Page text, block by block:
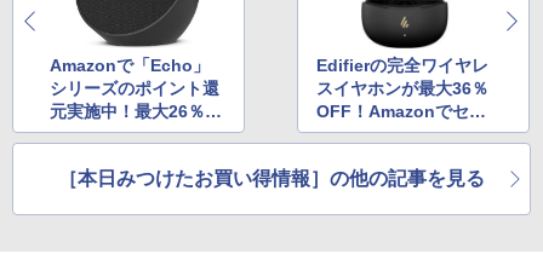
Amazonで「Echo」
シリーズのポイント還
元実施中！最大26％還
元
Edifierの完全ワイヤレ
スイヤホンが最大36％
OFF！Amazonでセー
ル中
［本日みつけたお買い得情報］の他の記事を見る